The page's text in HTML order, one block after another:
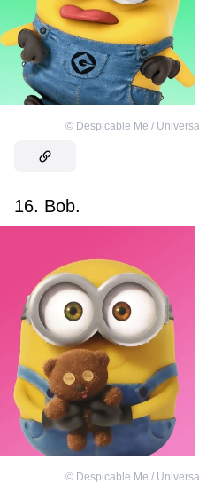
© Despicable Me /
16. Bob.
© Despicable Me /